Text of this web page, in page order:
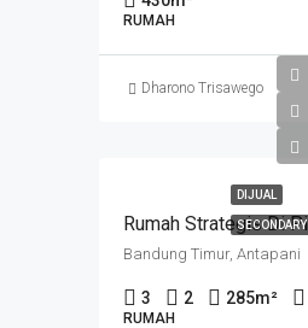
RUMAH
Dharono Trisawego
DIJUAL
SECONDARY
Bandung Timur, Antapani
3 2 285m²
RUMAH